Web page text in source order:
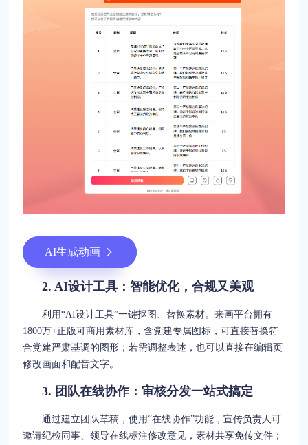
AI生成动画
2. AI设计工具：智能优化，合规又美观
利用“AI设计工具”一键抠图、替换素材。来画平台拥有
1800万+正版可商用素材库，含党建专属图标，可直接替换符
合党建严肃基调的图形；若需调整表述，也可以直接在编辑页
修改画面和配音文字。
3. 团队在线协作：审核分发一站式搞定
通过建立团队草稿，使用“在线协作”功能，宣传负责人可
邀请纪检同事、领导在线标注修改意见，素材共享免传文件；